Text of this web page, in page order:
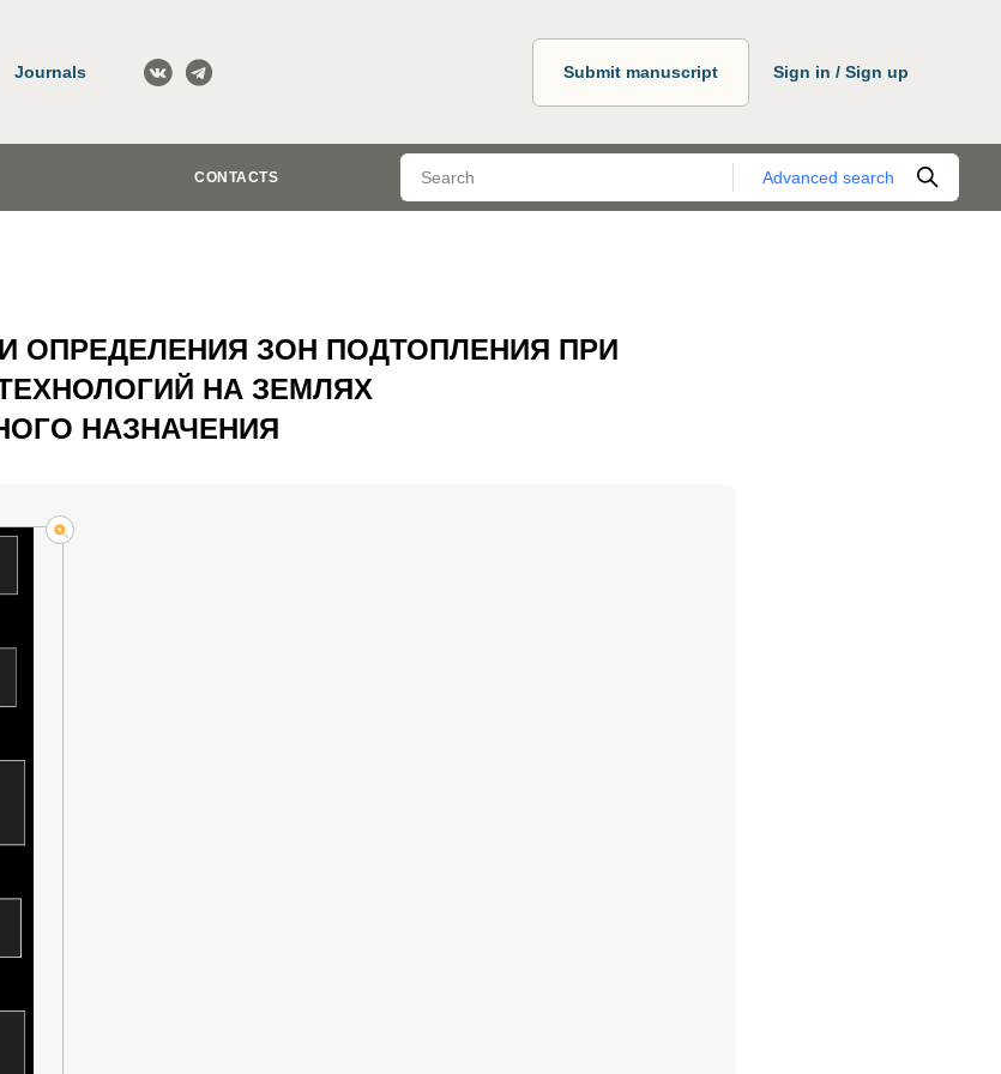
Journals Submit manuscript Sign in / Sign up
CONTACTS Advanced search
ОПРЕДЕЛЕНИЯ ЗОН ПОДТОПЛЕНИЯ ПРИ
НА ЗЕМЛЯХ
НАЗНАЧЕНИЯ